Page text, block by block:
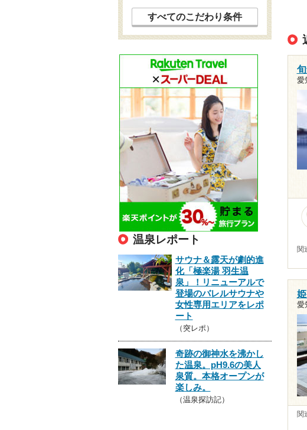
愛
関
愛
関
すべてのこだわり条件
温泉レポート
サウナ＆露天が劇的進
化「極楽湯 羽生温
泉」！リニューアルで
登場のバレルサウナや
女性専用エリアをレポ
ート
（突レポ）
奇跡の御神水を沸かし
た温泉。pH9.6の美人
泉質。本格オープンが
楽しみ。
（温泉探訪記）